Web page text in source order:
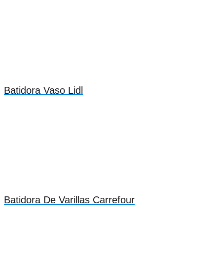
Batidora Vaso Lidl
Batidora De Varillas Carrefour